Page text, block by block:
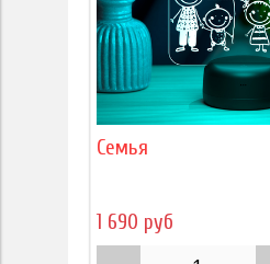
Семья
1 690 руб